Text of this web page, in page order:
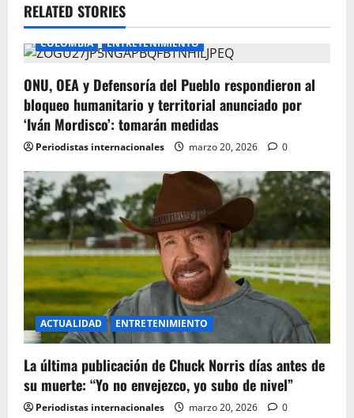
v
i
g
a
t
i
o
n
RELATED STORIES
COLOMBIA ENTRETENIMIENTO
ONU, OEA y Defensoría del Pueblo respondieron al
bloqueo humanitario y territorial anunciado por
‘Iván Mordisco’: tomarán medidas
Periodistas internacionales marzo 20, 2026 0
ACTUALIDAD ENTRETENIMIENTO
La última publicación de Chuck Norris días antes de
su muerte: “Yo no envejezco, yo subo de nivel”
Periodistas internacionales marzo 20, 2026 0